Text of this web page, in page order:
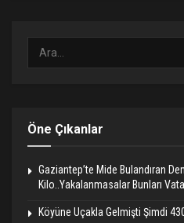
Öne Çıkanlar
Gaziantep’te Mide Bulandıran
Kilo..Yakalanmasalar Bunları
Köyüne Uçakla Gelmişti Şimdi